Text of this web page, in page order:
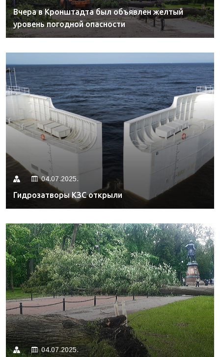
Вчера в Кронштадта был объявлен желтый
уровень погодной опасности
04.07.2025.
Гидрозатворы КЗС открыли
04.07.2025.